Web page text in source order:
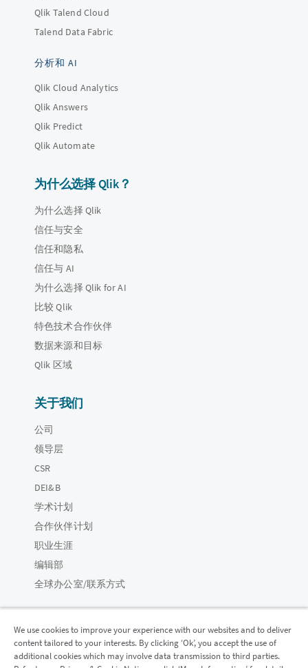
Qlik Talend Cloud
Talend Data Fabric
分析和 AI
Qlik Cloud Analytics
Qlik Answers
Qlik Predict
Qlik Automate
为什么选择 Qlik？
为什么选择 Qlik
信任与安全
信任和隐私
信任与 AI
为什么选择 Qlik for AI
比较 Qlik
特色技术合作伙伴
数据来源和目标
Qlik 区域
关于我们
公司
领导层
CSR
DEI&B
学术计划
合作伙伴计划
职业生涯
编辑部
全球办公室/联系方式
Qlik 社区
We use cookies to improve your experience with our websites and to deliver
content tailored to your interests. By clicking ‘Ok’, you accept the use of
additional cookies which may involve data transmission to third parties.